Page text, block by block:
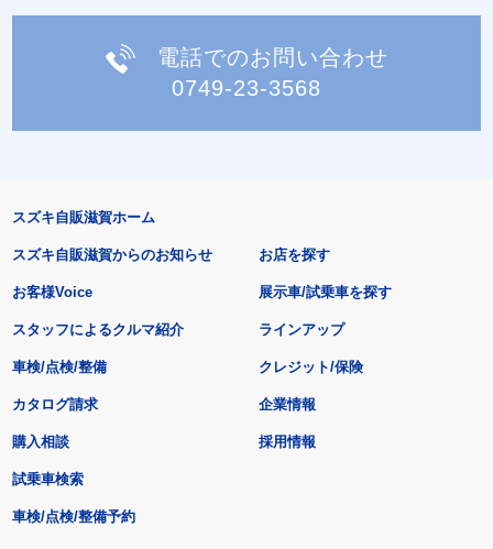
電話でのお問い合わせ
0749-23-3568
スズキ自販滋賀ホーム
スズキ自販滋賀からのお知らせ
お客様Voice
スタッフによるクルマ紹介
お店を探す
展示車/試乗車を探す
ラインアップ
車検/点検/整備 クレジット/保険
カタログ請求
購入相談
試乗車検索
車検/点検/整備予約
企業情報
採用情報